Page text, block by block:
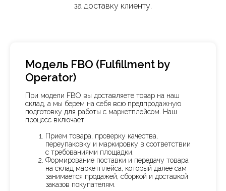
за доставку клиенту.
Модель FBO (Fulfillment by
Operator)
При модели FBO вы доставляете товар на наш
склад, а мы берем на себя всю предпродажную
подготовку для работы с маркетплейсом. Наш
процесс включает:
Прием товара, проверку качества,
переупаковку и маркировку в соответствии
с требованиями площадки.
Формирование поставки и передачу товара
на склад маркетплейса, который далее сам
занимается продажей, сборкой и доставкой
заказов покупателям.